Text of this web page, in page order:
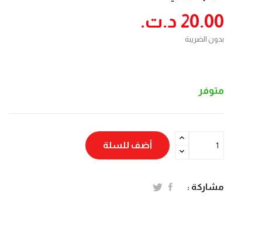
20.00 د.ت.‏
بدون الضريبة
متوفر
أضف للسلة
مشاركة :